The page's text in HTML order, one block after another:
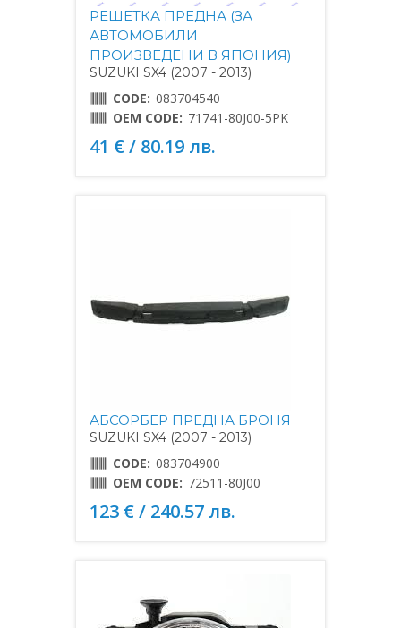
РЕШЕТКА ПРЕДНА (ЗА
АВТОМОБИЛИ
ПРОИЗВЕДЕНИ В ЯПОНИЯ)
SUZUKI SX4 (2007 - 2013)
CODE: 083704540
OEM CODE: 71741-80J00-5PK
41 € / 80.19 лв.
АБСОРБЕР ПРЕДНА БРОНЯ
SUZUKI SX4 (2007 - 2013)
CODE: 083704900
OEM CODE: 72511-80J00
123 € / 240.57 лв.